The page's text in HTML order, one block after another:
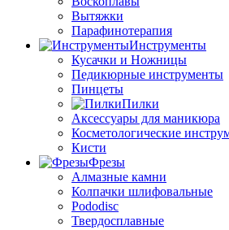
Вытяжки
Парафинотерапия
Инструменты
Кусачки и Ножницы
Педикюрные инструменты
Пинцеты
Пилки
Аксессуары для маникюра
Косметологические
Кисти
Фрезы
Алмазные камни
Колпачки шлифовальные
Pododisc
Твердосплавные